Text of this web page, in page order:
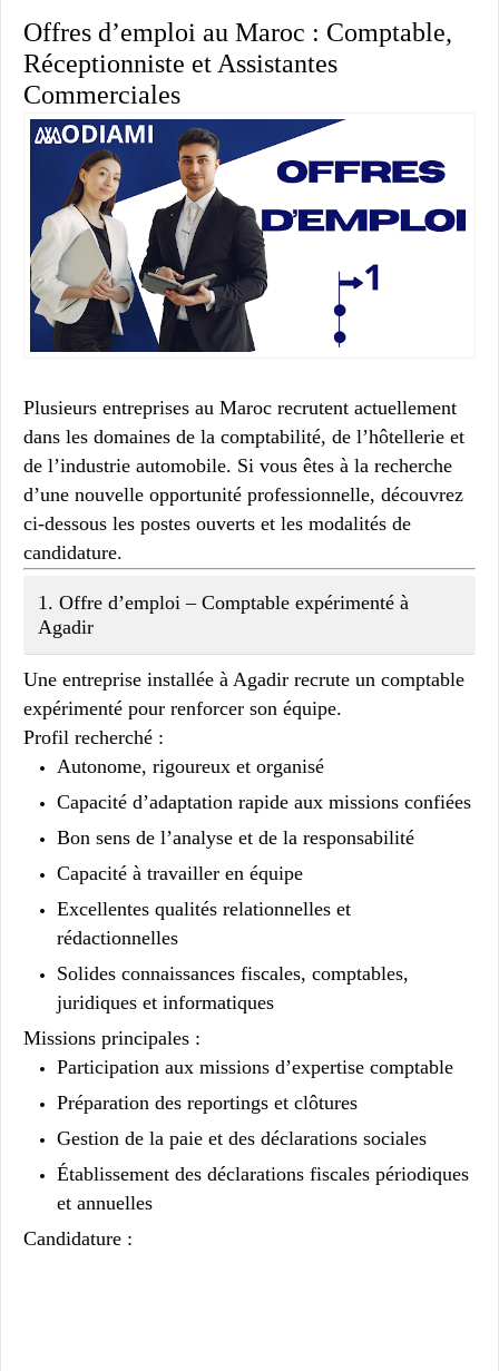
Offres d’emploi au Maroc : Comptable,
Réceptionniste et Assistantes
Commerciales
Plusieurs entreprises au Maroc recrutent actuellement
dans les domaines de la comptabilité, de l’hôtellerie et
de l’industrie automobile. Si vous êtes à la recherche
d’une nouvelle opportunité professionnelle, découvrez
ci-dessous les postes ouverts et les modalités de
candidature.
1. Offre d’emploi – Comptable expérimenté à
Agadir
Une entreprise installée à Agadir recrute un comptable
expérimenté pour renforcer son équipe.
Profil recherché :
Autonome, rigoureux et organisé
Capacité d’adaptation rapide aux missions confiées
Bon sens de l’analyse et de la responsabilité
Capacité à travailler en équipe
Excellentes qualités relationnelles et
rédactionnelles
Solides connaissances fiscales, comptables,
juridiques et informatiques
Missions principales :
Participation aux missions d’expertise comptable
Préparation des reportings et clôtures
Gestion de la paie et des déclarations sociales
Établissement des déclarations fiscales périodiques
et annuelles
Candidature :